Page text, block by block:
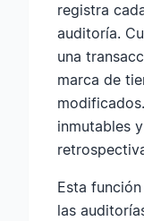
registra
auditoría.
una
marca de
inmutables
Esta
las